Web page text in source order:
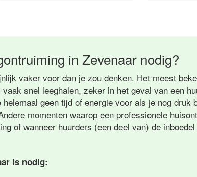
in Zevenaar nodig?
vaker voor dan je zou denken. Het meest
snel leeghalen, zeker in het geval van een
geen tijd of energie voor als je nog druk
momenten waarop een professionele
of wanneer huurders (een deel van) de inboedel
is nodig: